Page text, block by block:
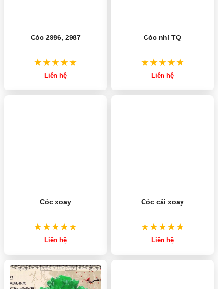
Cóc 2986, 2987
Liên hệ
Cóc nhí TQ
Liên hệ
Cóc xoay
Liên hệ
Cóc cải xoay
Liên hệ